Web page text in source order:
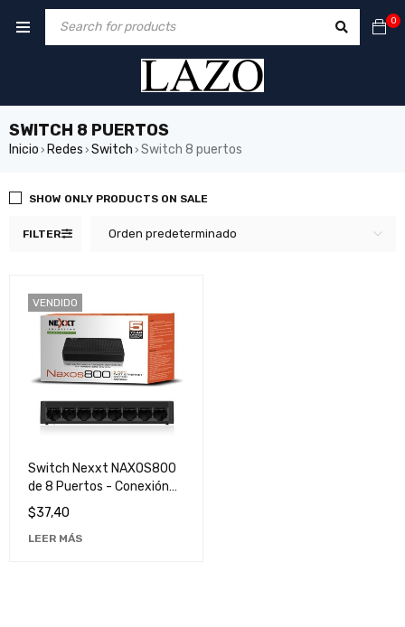
0
SWITCH 8 PUERTOS
Inicio › Redes › Switch › Switch 8 puertos
FILTER Orden predeterminado
SHOW ONLY PRODUCTS ON SALE
VENDIDO
Switch Nexxt NAXOS800
de 8 Puertos - Conexión
de Red Rápida y Eficiente
$37,40
LEER MÁS